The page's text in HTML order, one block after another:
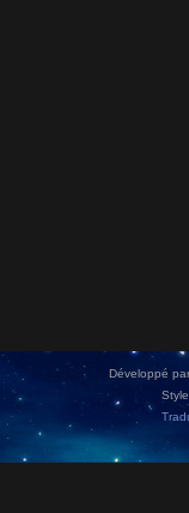
Développé par